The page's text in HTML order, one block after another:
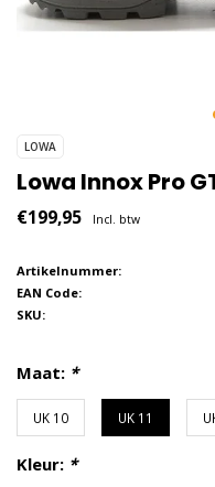
LOWA
Lowa Innox Pro
€199,95 Incl. btw
Artikelnummer:
EAN Code:
SKU:
Maat: *
UK 10 UK 11
Kleur: *